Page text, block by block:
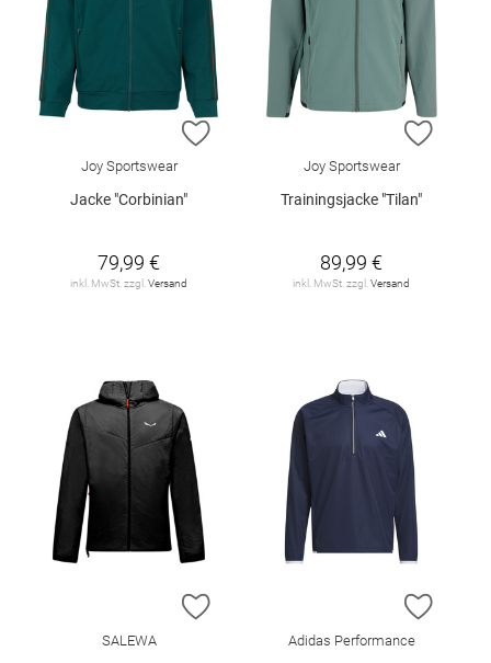
ZUR WUNSCHLISTE HINZUFÜGEN
Joy Sportswear
Jacke "Corbinian"
79,99 €
inkl. MwSt. zzgl. Versand
ZUR
Joy Sportswear
Trainingsjacke "Tilan"
89,99 €
inkl. MwSt. zzgl. Versand
ZUR WUNSCHLISTE HINZUFÜGEN
SALEWA
ZUR
Adidas Performance